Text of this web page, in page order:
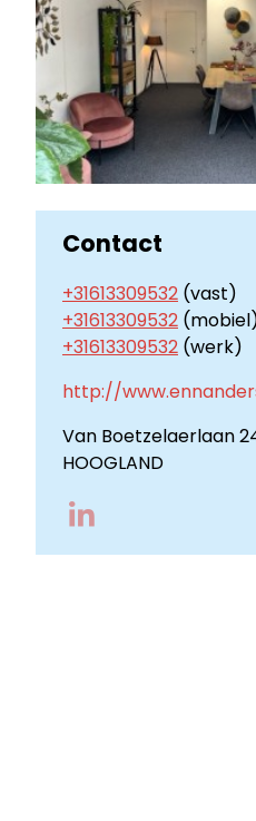
Contact
+31613309532 (vast)
+31613309532
+31613309532 (werk)
http://
Van Boetzelaerlaan
HOOGLAND